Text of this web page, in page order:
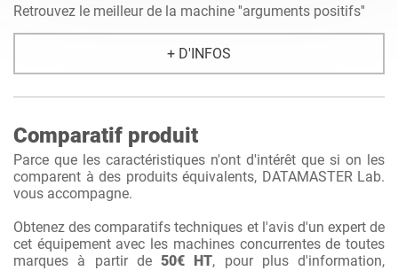
Retrouvez le meilleur de la machine ''arguments positifs''
+ D'INFOS
Comparatif produit
Parce que les caractéristiques n'ont d'intérêt que si on les
comparent à des produits équivalents, DATAMASTER Lab.
vous accompagne.
Obtenez des comparatifs techniques et l'avis d'un expert de
cet équipement avec les machines concurrentes de toutes
marques à partir de 50€ HT, pour plus d'information,